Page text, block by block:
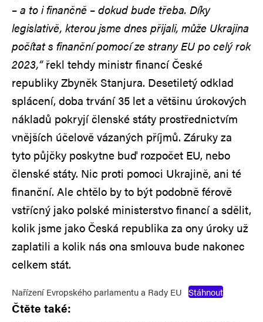
– a to i finančně – dokud bude třeba. Díky
legislativě, kterou jsme dnes přijali, může Ukrajina
počítat s finanční pomocí ze strany EU po celý rok
2023,“řekl tehdy ministr financí České
republiky Zbyněk Stanjura. Desetiletý odklad
splácení, doba trvání 35 let a většinu úrokových
nákladů pokryjí členské státy prostřednictvím
vnějších účelově vázaných příjmů. Záruky za
tyto půjčky poskytne buď rozpočet EU, nebo
členské státy. Nic proti pomoci Ukrajině, ani té
finanční. Ale chtělo by to být podobně férově
vstřícný jako polské ministerstvo financí a sdělit,
kolik jsme jako Česká republika za ony úroky už
zaplatili a kolik nás ona smlouva bude nakonec
celkem stát.
Nařízení Evropského parlamentu a Rady EU Stáhnout
Čtěte také: